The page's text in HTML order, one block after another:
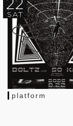
SAT
platform